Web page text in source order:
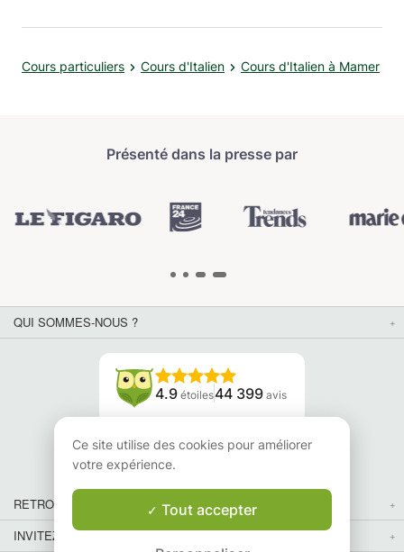
Cours particuliers Cours d'Italien Cours d'Italien à Mamer
Présenté dans la presse par
QUI SOMMES-NOUS ?
4.9 étoiles44 399 avis
Lisez nos avis
RETROUVEZ-NOUS
INVITEZ VOS AMIS
Ce site utilise des cookies pour améliorer
votre expérience.
Tout accepter